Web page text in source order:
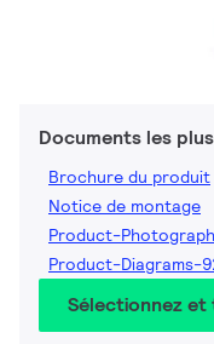
Documents les
Brochure du produit
Notice de montage
Product-
Product-Diagrams-
Sélectionnez